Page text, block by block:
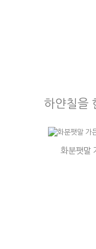
하얀칠을
화분팻말